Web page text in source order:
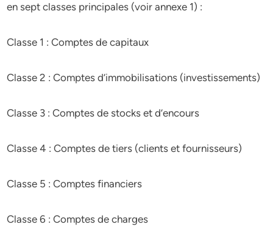
en sept classes principales (voir annexe 1) :
Classe 1 : Comptes de capitaux
Classe 2 : Comptes d’immobilisations (investissements)
Classe 3 : Comptes de stocks et d’encours
Classe 4 : Comptes de tiers (clients et fournisseurs)
Classe 5 : Comptes financiers
Classe 6 : Comptes de charges